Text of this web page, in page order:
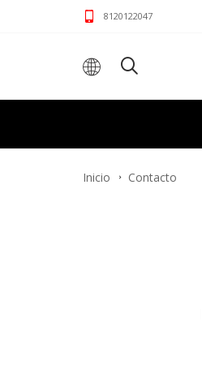
8120122047
Inicio Contacto